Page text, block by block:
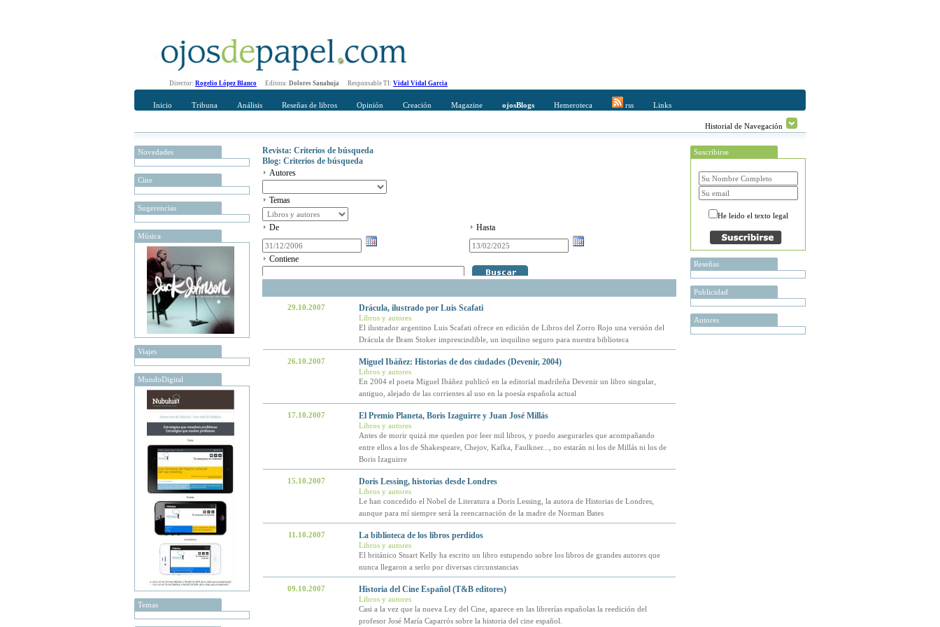
Director: Rogelio López Blanco Editora: Dolores Sanahuja Responsable TI: Vidal Vidal Garcia
Inicio Tribuna Análisis Reseñas de libros Opinión Creación Magazine ojosBlogs Hemeroteca rss Links
Historial de Navegación
Novedades
Cine
Sugerencias
Música
Viajes
MundoDigital
Temas
Revista: Criterios de búsqueda
Blog: Criterios de búsqueda
Autores
Temas
De Hasta
Contiene
29.10.2007 Drácula, ilustrado por Luis Scafati
Libros y autores
El ilustrador argentino Luis Scafati ofrece en edición de Libros del Zorro Rojo una versión del
Drácula de Bram Stoker imprescindible, un inquilino seguro para nuestra biblioteca
26.10.2007 Miguel Ibáñez: Historias de dos ciudades (Devenir, 2004)
Libros y autores
En 2004 el poeta Miguel Ibáñez publicó en la editorial madrileña Devenir un libro singular,
antiguo, alejado de las corrientes al uso en la poesía española actual
17.10.2007 El Premio Planeta, Boris Izaguirre y Juan José Millás
Libros y autores
Antes de morir quizá me queden por leer mil libros, y puedo asegurarles que acompañando
entre ellos a los de Shakespeare, Chejov, Kafka, Faulkner..., no estarán ni los de Millás ni los de
Boris Izaguirre
15.10.2007 Doris Lessing, historias desde Londres
Libros y autores
Le han concedido el Nobel de Literatura a Doris Lessing, la autora de Historias de Londres,
aunque para mí siempre será la reencarnación de la madre de Norman Bates
11.10.2007 La biblioteca de los libros perdidos
Libros y autores
El británico Stuart Kelly ha escrito un libro estupendo sobre los libros de grandes autores que
nunca llegaron a serlo por diversas circunstancias
09.10.2007 Historia del Cine Español (T&B editores)
Libros y autores
Casi a la vez que la nueva Ley del Cine, aparece en las librerías españolas la reedición del
profesor José María Caparrós sobre la historia del cine español.
Suscribirse
He leido el texto legal
Reseñas
Publicidad
Autores